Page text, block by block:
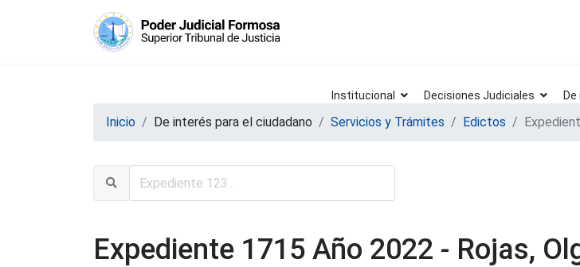
Institucional Decisiones Judiciales
Inicio De interés para el ciudadano Servicios y Trámites Edictos
Expediente 1715 Año 2022 - Rojas,